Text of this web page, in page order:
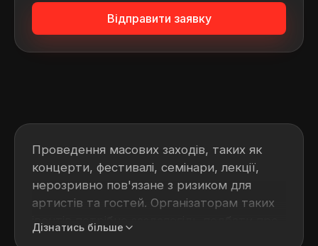
Відправити заявку
Проведення масових заходів, таких як
концерти, фестивалі, семінари, лекції,
нерозривно пов'язане з ризиком для
артистів та гостей. Організаторам таких
івентів потрібно заздалегідь подбати про
Дізнатись більше